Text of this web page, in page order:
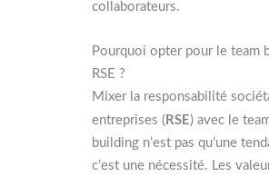
collaborateurs.
Pourquoi opter pour le team
RSE ?
Mixer la responsabilité
entreprises (RSE) avec le
building n’est pas qu’une
c’est une nécessité. Les